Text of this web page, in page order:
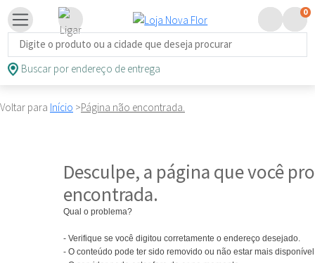
Busca de produtos
0
Buscar por endereço de entrega
Voltar para Início >Página não encontrada.
Desculpe, a página que você
encontrada.
Qual o problema?
- Verifique se você digitou corretamente o endereço desejado.
- O conteúdo pode ter sido removido ou não estar mais